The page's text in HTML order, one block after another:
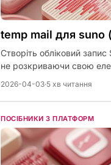
temp mail для suno
Створіть обліковий
не розкриваючи свою
2026-04-03·5 хв читання
ПОСІБНИКИ З ПЛАТФОРМ